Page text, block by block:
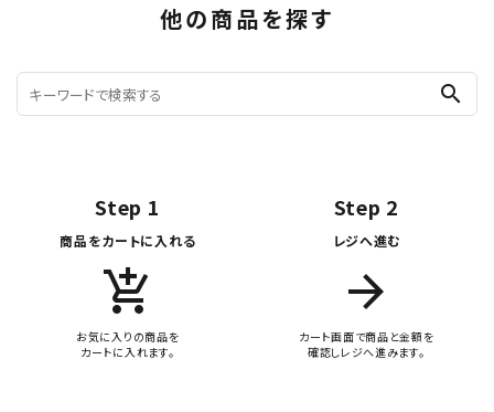
他の商品を探す
search
Step 1
商品をカートに入れる
add_shopping_cart
お気に入りの商品を
カートに入れます。
Step 2
レジへ進む
arrow_forward
カート画面で商品と金額を
確認しレジへ進みます。